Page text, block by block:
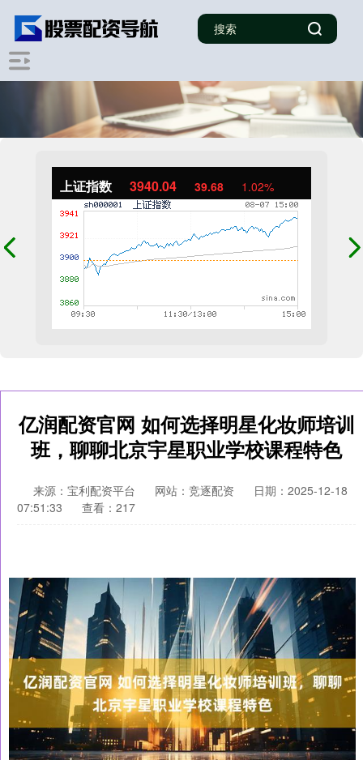
上证指数 3940.04 39.68 1.02%
亿润配资官网 如何选择明星化妆师培训
班，聊聊北京宇星职业学校课程特色
来源：宝利配资平台 网站：竞逐配资
日期：2025-12-18
07:51:33
查看：217